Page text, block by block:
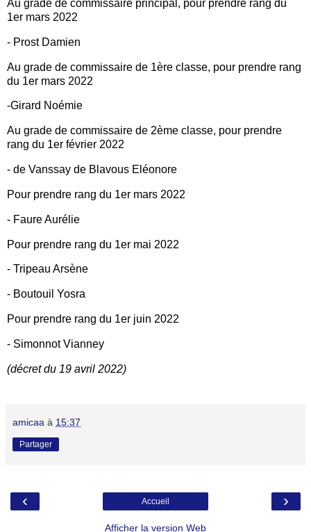
Au grade de commissaire principal, pour prendre rang du
1er mars 2022
- Prost Damien
Au grade de commissaire de 1ère classe, pour prendre rang
du 1er mars 2022
-Girard Noémie
Au grade de commissaire de 2ème classe, pour prendre
rang du 1er février 2022
- de Vanssay de Blavous Eléonore
Pour prendre rang du 1er mars 2022
- Faure Aurélie
Pour prendre rang du 1er mai 2022
- Tripeau Arsène
- Boutouil Yosra
Pour prendre rang du 1er juin 2022
- Simonnot Vianney
(décret du 19 avril 2022)
amicaa à 15:37
Partager
‹ ›
Accueil
Afficher la version Web